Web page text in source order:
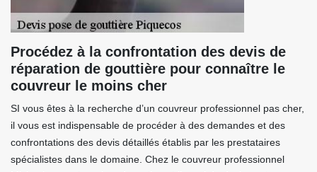
Procédez à la confrontation des devis de
réparation de gouttière pour connaître le
couvreur le moins cher
SI vous êtes à la recherche d’un couvreur professionnel pas cher,
il vous est indispensable de procéder à des demandes et des
confrontations des devis détaillés établis par les prestataires
spécialistes dans le domaine. Chez le couvreur professionnel